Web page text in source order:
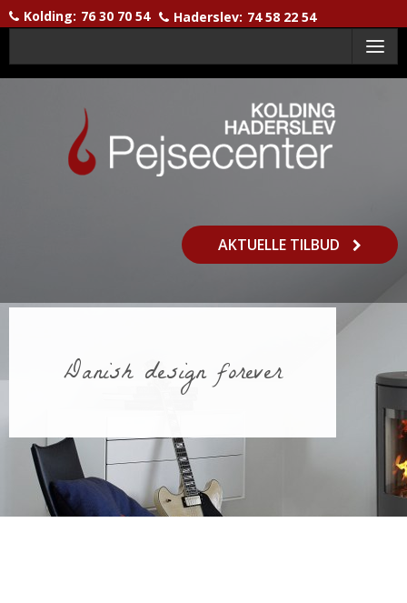
Kolding: 76 30 70 54 Haderslev: 74 58 22 54
Menu
AKTUELLE TILBUD
Danish design forever